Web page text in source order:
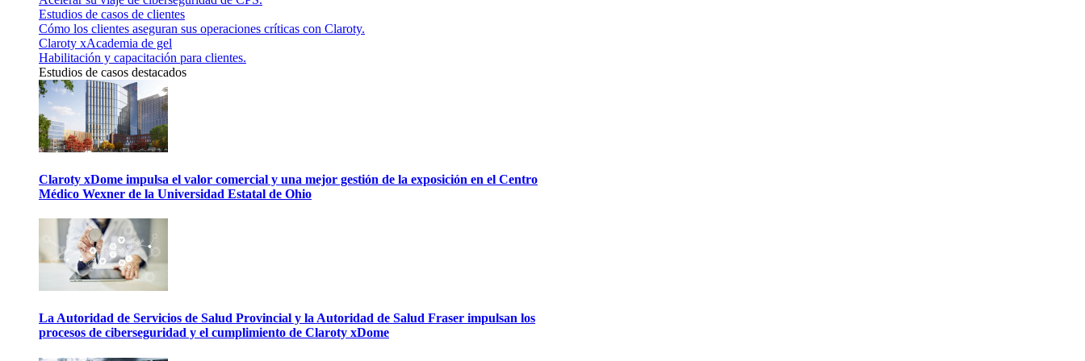
Estudios de casos de clientes
Cómo los clientes aseguran sus operaciones críticas con Claroty.
Claroty xAcademia de gel
Habilitación y capacitación para clientes.
Estudios de casos destacados
Claroty xDome impulsa el valor comercial y una mejor gestión de la exposición en el Centro
Médico Wexner de la Universidad Estatal de Ohio
La Autoridad de Servicios de Salud Provincial y la Autoridad de Salud Fraser impulsan los
procesos de ciberseguridad y el cumplimiento de Claroty xDome